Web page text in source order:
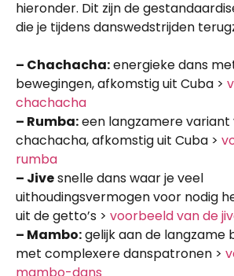
hieronder. Dit zijn de
die je tijdens danswedstrijden
– Chachacha:energieke dans
bewegingen, afkomstig uit Cuba >
chachacha
– Rumba:een langzamere variant
chachacha, afkomstig uit Cuba >
rumba
– Jivesnelle dans waar je veel
uithoudingsvermogen voor nodig
uit de getto’s > voorbeeld van de
– Mambo:gelijk aan de langzame
met complexere danspatronen >